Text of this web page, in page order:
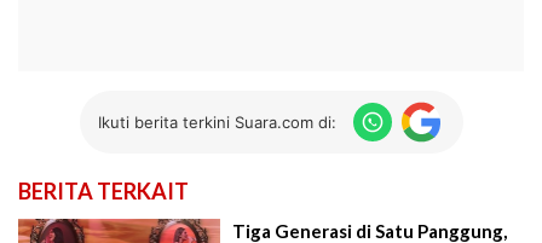
Ikuti berita terkini Suara.com di:
BERITA TERKAIT
Tiga Generasi di Satu Panggung,